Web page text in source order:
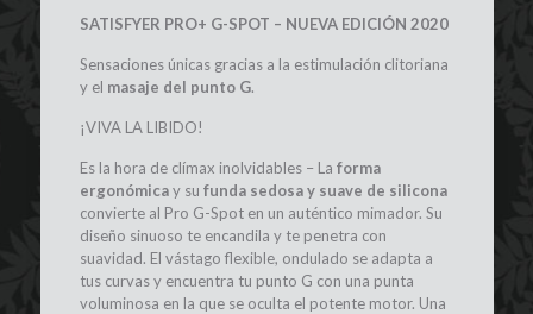
SATISFYER PRO+ G-SPOT – NUEVA EDICIÓN 2020
Sensaciones únicas gracias a la estimulación clitoriana
y el masaje del punto G.
¡VIVA LA LIBIDO!
Es la hora de clímax inolvidables – La forma
ergonómicay su funda sedosa y suave de silicona
convierte al Pro G-Spot en un auténtico mimador. Su
diseño sinuoso te encandila y te penetra con
suavidad. El vástago flexible, ondulado se adapta a
tus curvas y encuentra tu punto G con una punta
voluminosa en la que se oculta el potente motor. Una